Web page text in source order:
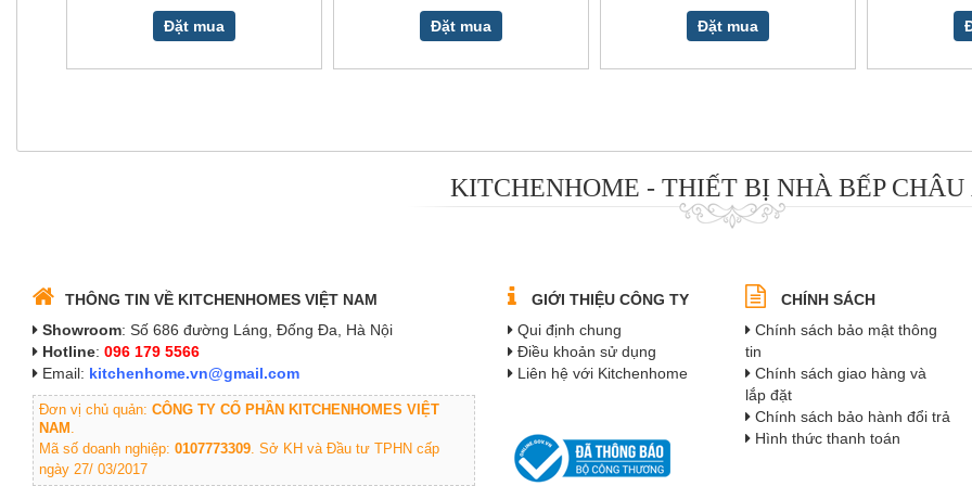
Đặt mua Đặt mua Đặt mua
KITCHENHOME - THIẾT BỊ NHÀ BẾP CHÂU
THÔNG TIN VỀ KITCHENHOMES VIỆT NAM
Showroom: Số 686 đường Láng, Đống Đa, Hà Nội
Hotline: 096 179 5566
Email: kitchenhome.vn@gmail.com
Đơn vị chủ quản: CÔNG TY CỔ PHẦN KITCHENHOMES VIỆT
NAM .
Mã số doanh nghiệp: 0107773309. Sở KH và Đầu tư TPHN cấp
ngày 27/ 03/2017
GIỚI THIỆU CÔNG TY
Qui định chung
Điều khoản sử dụng
Liên hệ với Kitchenhome
CHÍNH SÁCH
Chính sách bảo mật thông
tin
Chính sách giao hàng và
lắp đặt
Chính sách bảo hành đổi trả
Hình thức thanh toán